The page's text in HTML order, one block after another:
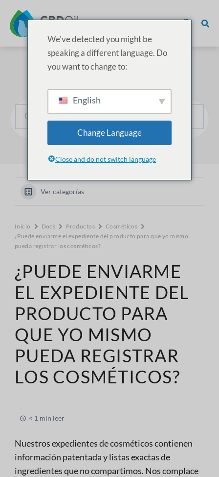
Ver categorías
Inicio Docs Productos
Cosméticos
¿Puede enviarme el expediente del producto para que yo mismo
pueda registrar los cosméticos?
¿PUEDE ENVIARME
EL EXPEDIENTE DEL
PRODUCTO PARA
QUE YO MISMO
PUEDA REGISTRAR
LOS COSMÉTICOS?
< 1 min leer
Nuestros expedientes de cosméticos contienen
información patentada y listas exactas de
ingredientes que no compartimos. Nos complace
We've detected you might be
speaking a different language. Do
you want to change to:
English
Change Language
Close and do not switch language